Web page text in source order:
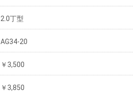
2.0丁型
AG34-20
￥3,500
￥3,850